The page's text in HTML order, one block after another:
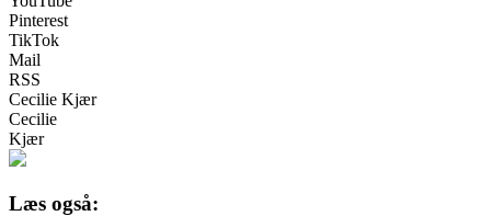
Pinterest
TikTok
Mail
RSS
Cecilie Kjær
Cecilie
Kjær
Læs også: